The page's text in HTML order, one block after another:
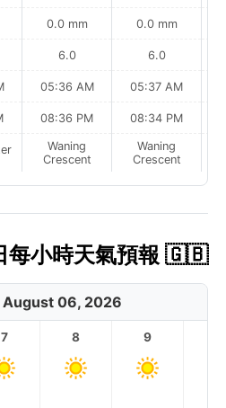
0.0 mm
6.0
05:36 AM
08:36 PM
Waning
Crescent
0.0 mm
6.0
05:37 AM
08:34 PM
Waning
Crescent
每小時天氣預報 🇬🇧
August 06, 2026
7 8 9